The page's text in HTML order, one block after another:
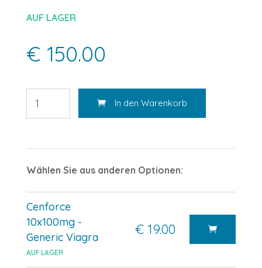
AUF LAGER
€ 150.00
In den Warenkorb
Wählen Sie aus anderen Optionen:
Cenforce
10x100mg -
Generic Viagra
AUF LAGER
€ 19.00